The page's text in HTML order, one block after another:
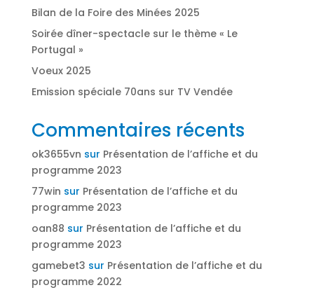
Bilan de la Foire des Minées 2025
Soirée dîner-spectacle sur le thème « Le
Portugal »
Voeux 2025
Emission spéciale 70ans sur TV Vendée
Commentaires récents
ok3655vn sur Présentation de l’affiche et du
programme 2023
77win sur Présentation de l’affiche et du
programme 2023
oan88 sur Présentation de l’affiche et du
programme 2023
gamebet3 sur Présentation de l’affiche et du
programme 2022